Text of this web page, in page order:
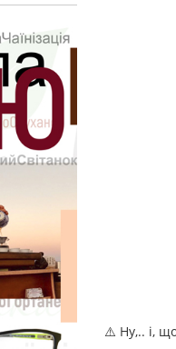
⚠️ Ну,.. і,